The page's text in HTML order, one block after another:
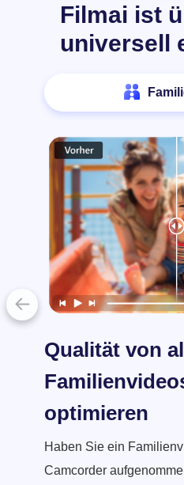
Filmai ist
universell
Qualität von
optimieren
Haben Sie ein
Camcorder